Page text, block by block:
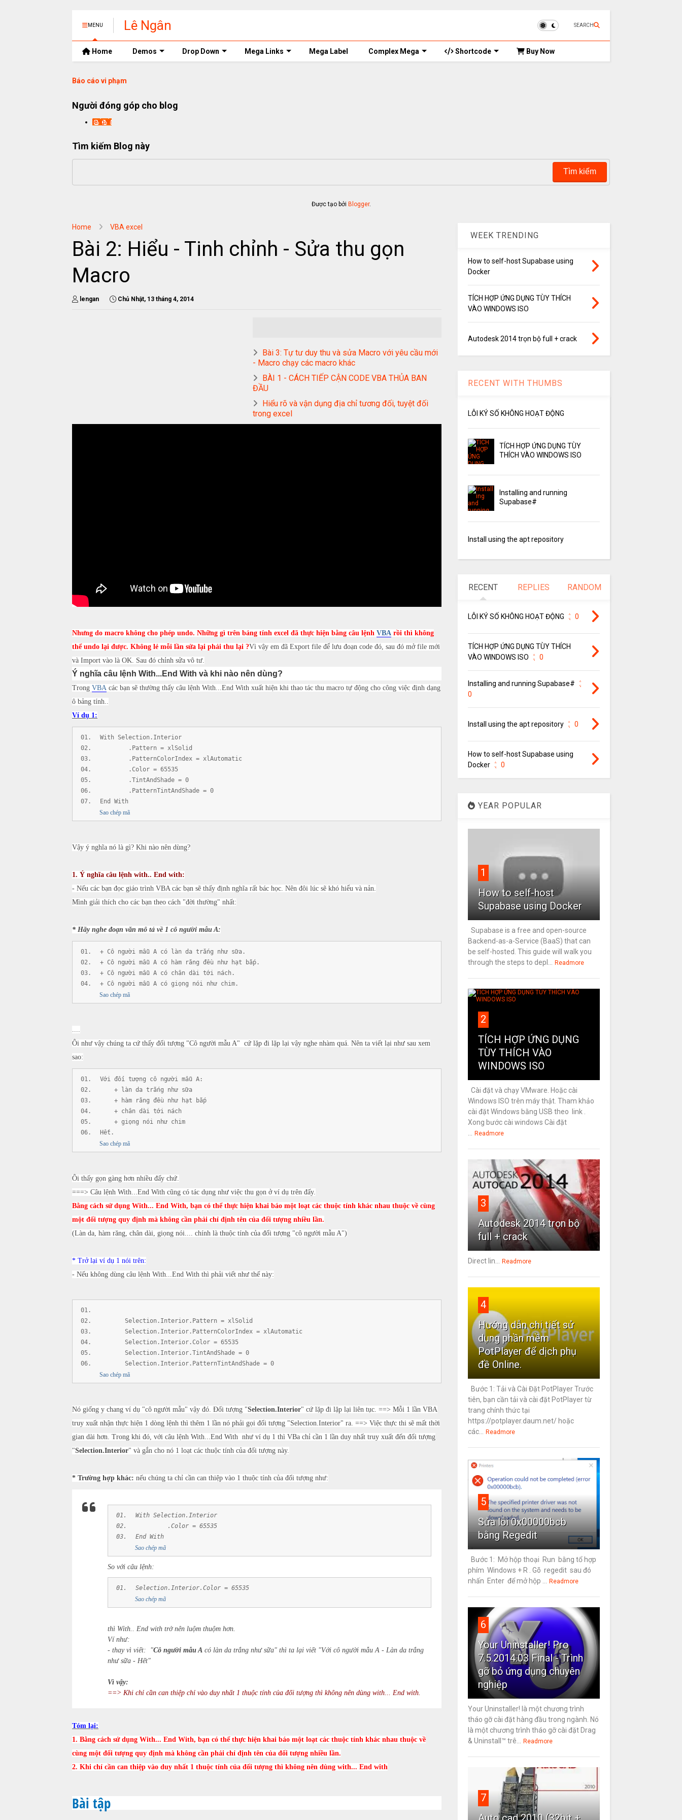
MENU Lê Ngân SEARCH
Home Demos Drop Down Mega Links Mega Label Complex Mega Shortcode Buy Now
Báo cáo vi phạm
Người đóng góp cho blog
lengan
Tìm kiếm Blog này
Được tạo bởi Blogger.
Home VBA excel
Bài 2: Hiểu - Tinh chỉnh - Sửa thu gọn
Macro
lengan Chủ Nhật, 13 tháng 4, 2014
Bài 3: Tự tư duy thu và sửa Macro với yêu cầu mới
- Macro chạy các macro khác
BÀI 1 - CÁCH TIẾP CẬN CODE VBA THỦA BAN
ĐẦU
Hiểu rõ và vận dụng địa chỉ tương đối, tuyệt đối
trong excel
Nhưng do macro không cho phép undo. Những gì trên bảng tính excel đã thực hiện bằng câu lệnh VBA rồi thì không
thể undo lại được. Không lẻ mỗi lần sửa lại phải thu lại ?Vì vậy em đã Export file để lưu đoạn code đó, sau đó mở file mới
và Import vào là OK. Sau đó chỉnh sửa vô tư.
Ý nghĩa câu lệnh With...End With và khi nào nên dùng?
Trong VBA các bạn sẽ thường thấy câu lệnh With...End With xuất hiện khi thao tác thu macro tự động cho công việc định dạng
ô bảng tính..
Ví dụ 1:
With Selection.Interior
.Pattern = xlSolid
.PatternColorIndex = xlAutomatic
.Color = 65535
.TintAndShade = 0
.PatternTintAndShade = 0
End With
Sao chép mã
Vậy ý nghĩa nó là gì? Khi nào nên dùng?
1. Ý nghĩa câu lệnh with.. End with:
- Nếu các bạn đọc giáo trình VBA các bạn sẽ thấy định nghĩa rất bác học. Nên đôi lúc sẽ khó hiểu và nản.
Mình giải thích cho các bạn theo cách "đời thường" nhất:
* Hãy nghe đoạn văn mô tả về 1 cô người mẫu A:
+ Cô người mẫu A có làn da trắng như sữa.
+ Cô người mẫu A có hàm răng đều như hạt bắp.
+ Cô người mẫu A có chân dài tới nách.
+ Cô người mẫu A có giọng nói như chim.
Sao chép mã
Ôi như vậy chúng ta cứ thấy đối tượng "Cô người mẫu A" cứ lặp đi lặp lại vậy nghe nhàm quá. Nên ta viết lại như sau xem
sao:
Với đối tượng cô người mẫu A:
+ làn da trắng như sữa
+ hàm răng đều như hạt bắp
+ chân dài tới nách
+ giọng nói như chim
Hết.
Sao chép mã
Ôi thấy gọn gàng hơn nhiều đấy chứ.
===> Câu lệnh With...End With cũng có tác dụng như việc thu gọn ở ví dụ trên đấy.
Bằng cách sử dụng With... End With, bạn có thể thực hiện khai báo một loạt các thuộc tính khác nhau thuộc về cùng
một đối tượng quy định mà không cần phải chỉ định tên của đối tượng nhiều lần.
(Làn da, hàm răng, chân dài, giọng nói.... chính là thuộc tính của đối tượng "cô người mẫu A")
* Trở lại ví dụ 1 nói trên:
- Nếu không dùng câu lệnh With...End With thì phải viết như thế này:
Selection.Interior.Pattern = xlSolid
Selection.Interior.PatternColorIndex = xlAutomatic
Selection.Interior.Color = 65535
Selection.Interior.TintAndShade = 0
Selection.Interior.PatternTintAndShade = 0
Sao chép mã
Nó giống y chang ví dụ "cô người mẫu" vậy đó. Đối tượng "Selection.Interior" cứ lặp đi lặp lại liên tục. ==> Mỗi 1 lần VBA
truy xuất nhận thực hiện 1 dòng lệnh thì thêm 1 lần nó phải gọi đối tượng "Selection.Interior" ra. ==> Việc thực thi sẽ mất thời
gian dài hơn. Trong khi đó, với câu lệnh With...End With như ví dụ 1 thì VBa chỉ cần 1 lần duy nhất truy xuất đến đối tượng
"Selection.Interior" và gắn cho nó 1 loạt các thuộc tính của đối tượng này.
* Trường hợp khác: nếu chúng ta chỉ cần can thiệp vào 1 thuộc tính của đối tượng như:
With Selection.Interior
.Color = 65535
End With
Sao chép mã
So với câu lệnh:
Selection.Interior.Color = 65535
Sao chép mã
thì With.. End with trở nên luộm thuộm hơn.
Ví như:
- thay vì viết: "Cô người mẫu A có làn da trắng như sữa" thì ta lại viết "Với cô người mẫu A - Làn da trắng
như sữa - Hết"
Vì vậy:
==> Khi chỉ cần can thiệp chỉ vào duy nhất 1 thuộc tính của đối tượng thì không nên dùng with... End with.
Tóm lại:
1. Bằng cách sử dụng With... End With, bạn có thể thực hiện khai báo một loạt các thuộc tính khác nhau thuộc về
cùng một đối tượng quy định mà không cần phải chỉ định tên của đối tượng nhiều lần.
2. Khi chỉ cần can thiệp vào duy nhất 1 thuộc tính của đối tượng thì không nên dùng with... End with
Bài tập
WEEK TRENDING
How to self-host Supabase using
Docker
TÍCH HỢP ỨNG DỤNG TÙY THÍCH
VÀO WINDOWS ISO
Autodesk 2014 trọn bộ full + crack
RECENT WITH THUMBS
LỖI KÝ SỐ KHÔNG HOẠT ĐỘNG
TÍCH HỢP ỨNG DỤNG TÙY
THÍCH VÀO WINDOWS ISO
Installing and running
Supabase#
Install using the apt repository
RECENT REPLIES RANDOM
LỖI KÝ SỐ KHÔNG HOẠT ĐỘNG 0
TÍCH HỢP ỨNG DỤNG TÙY THÍCH
VÀO WINDOWS ISO
0
Installing and running Supabase#
0
Install using the apt repository 0
How to self-host Supabase using
Docker
0
YEAR POPULAR
1
How to self-host
Supabase using Docker
Supabase is a free and open-source
Backend-as-a-Service (BaaS) that can
be self-hosted. This guide will walk you
through the steps to depl... Readmore
2
TÍCH HỢP ỨNG DỤNG
TÙY THÍCH VÀO
WINDOWS ISO
Cài đặt và chạy VMware. Hoặc cài
Windows ISO trên máy thật. Tham khảo
cài đặt Windows bằng USB theo link .
Xong bước cài windows Cài đặt
... Readmore
3
Autodesk 2014 trọn bộ
full + crack
Direct lin... Readmore
4
Hướng dẫn chi tiết sử
dụng phần mềm
PotPlayer để dịch phụ
đề Online.
Bước 1: Tải và Cài Đặt PotPlayer Trước
tiên, bạn cần tải và cài đặt PotPlayer từ
trang chính thức tại
https://potplayer.daum.net/ hoặc
các... Readmore
5
Sửa lỗi 0x00000bcb
bằng Regedit
Bước 1: Mở hộp thoại Run bằng tổ hợp
phím Windows + R . Gõ regedit sau đó
nhấn Enter để mở hộp ... Readmore
6
Your Uninstaller! Pro
7.5.2014.03 Final - Trình
gỡ bỏ ứng dụng chuyên
nghiệp
Your Uninstaller! là một chương trình
tháo gỡ cài đặt hàng đầu trong ngành. Nó
là một chương trình tháo gỡ cài đặt Drag
& Uninstall™ trê... Readmore
7